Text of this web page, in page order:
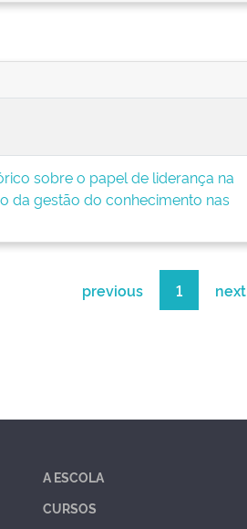
sobre o papel de liderança na
da gestão do conhecimento nas
previous 1 next
A ESCOLA
CURSOS